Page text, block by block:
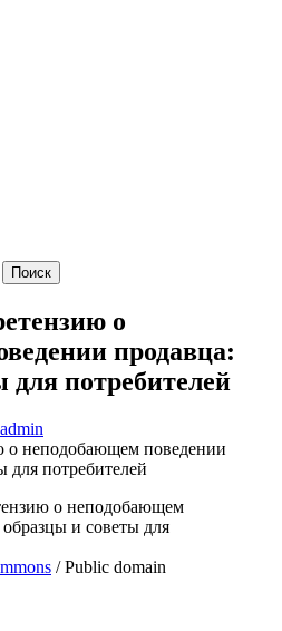
о
продавца:
для потребителей
/ Public domain